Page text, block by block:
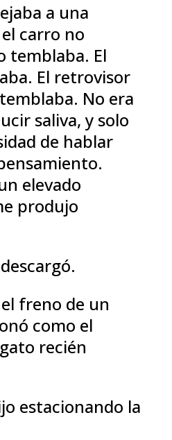
a una
carro no
temblaba. El
El retrovisor
No era
saliva, y solo
de hablar
elevado
produjo
freno de un
como el
recién
estacionando la